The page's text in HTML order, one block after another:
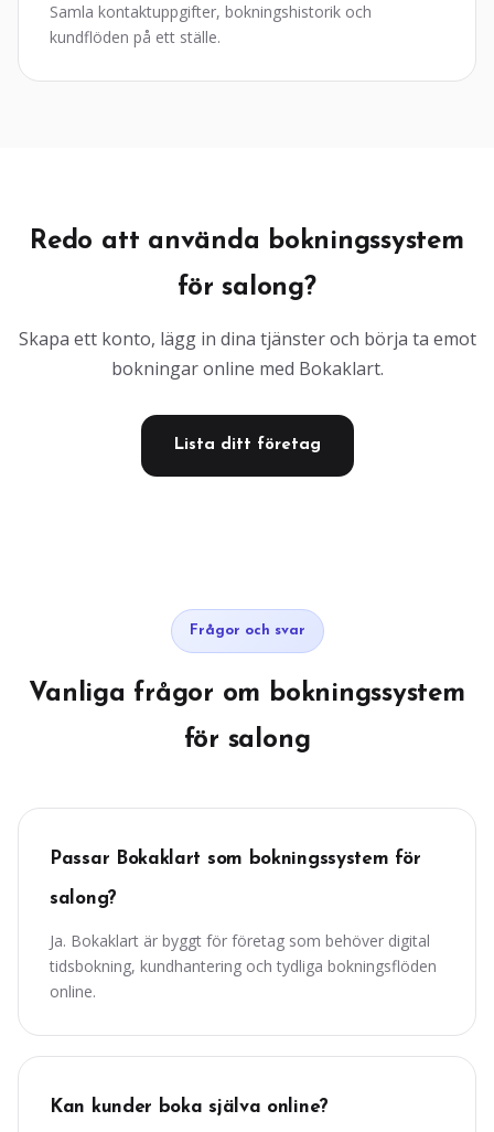
Samla kontaktuppgifter, bokningshistorik och
kundflöden på ett ställe.
Redo att använda bokningssystem
för salong?
Skapa ett konto, lägg in dina tjänster och börja ta emot
bokningar online med Bokaklart.
Lista ditt företag
Frågor och svar
Vanliga frågor om bokningssystem
för salong
Passar Bokaklart som bokningssystem för
salong?
Ja. Bokaklart är byggt för företag som behöver digital
tidsbokning, kundhantering och tydliga bokningsflöden
online.
Kan kunder boka själva online?